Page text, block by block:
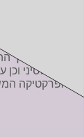
החזון שלנו
לספק
וייחודי,
העם הסיני
והפרקטיקה